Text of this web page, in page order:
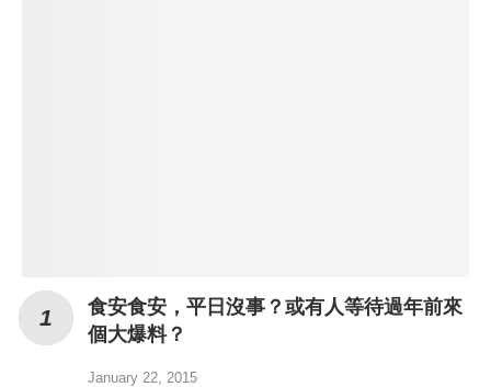
食安食安，平日沒事？或有人等待過年前來
個大爆料？
January 22, 2015